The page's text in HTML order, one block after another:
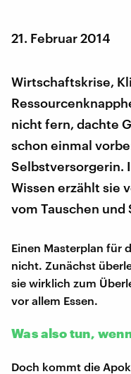
21. Februar 2014
Wirtschaftskrise,
nicht fern, dachte
schon einmal
Selbstversorgerin.
Wissen erzählt sie
vom Tauschen und
Einen Masterplan für
nicht. Zunächst
sie wirklich zum
vor allem Essen.
Was also tun,
Doch kommt die